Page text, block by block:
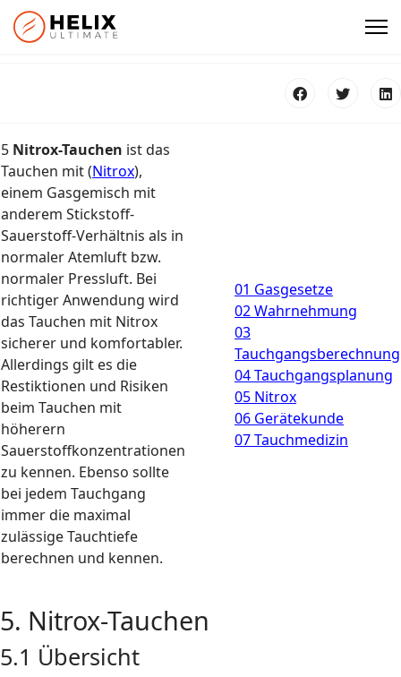
5 Nitrox-Tauchen ist das
Tauchen mit (Nitrox),
einem Gasgemisch mit
anderem Stickstoff-
Sauerstoff-Verhältnis als in
normaler Atemluft bzw.
normaler Pressluft. Bei
richtiger Anwendung wird
das Tauchen mit Nitrox
sicherer und komfortabler.
Allerdings gilt es die
Restiktionen und Risiken
beim Tauchen mit
höherern
Sauerstoffkonzentrationen
zu kennen. Ebenso sollte
bei jedem Tauchgang
immer die maximal
zulässige Tauchtiefe
berechnen und kennen.
01 Gasgesetze
02 Wahrnehmung
03
Tauchgangsberechnung
04 Tauchgangsplanung
05 Nitrox
06 Gerätekunde
07 Tauchmedizin
5. Nitrox-Tauchen
5.1 Übersicht